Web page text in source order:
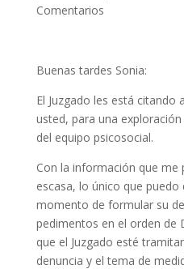
Comentarios
Buenas tardes Sonia:
El Juzgado les está citando
usted, para una
del equipo psicosocial.
Con la información que me
escasa, lo único que puedo
momento de formular su
pedimentos en el orden de
que el Juzgado esté
denuncia y el tema de